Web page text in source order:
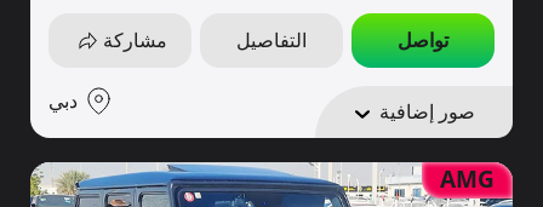
تواصل التفاصيل مشاركة
صور إضافية دبي
AMG